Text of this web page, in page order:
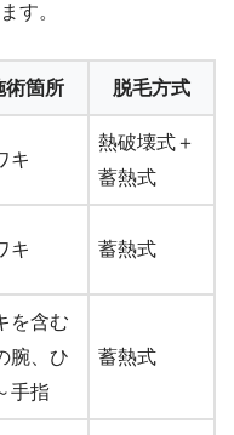
す。
術箇所 脱毛方式
キ
熱破壊式＋
蓄熱式
キ 蓄熱式
を含む
腕、ひ
手指
蓄熱式